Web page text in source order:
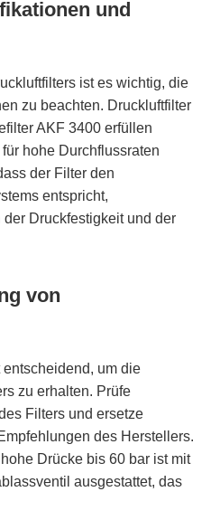
und
ist es wichtig, die
zu beachten. Druckluftfilter
AKF 3400 erfüllen
hohe Durchflussraten
der Filter den
entspricht,
Druckfestigkeit und der
von
um die
zu erhalten. Prüfe
Filters und ersetze
des Herstellers.
Drücke bis 60 bar ist mit
ausgestattet, das